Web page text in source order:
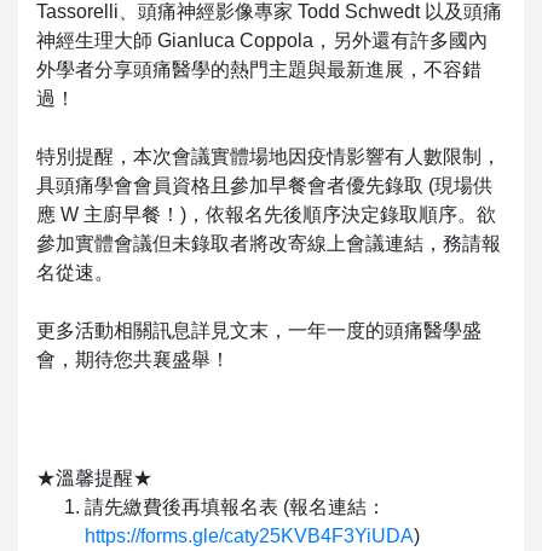
Tassorelli、頭痛神經影像專家 Todd Schwedt 以及頭痛
神經生理大師 Gianluca Coppola，另外還有許多國內
外學者分享頭痛醫學的熱門主題與最新進展，不容錯
過！
特別提醒，本次會議實體場地因疫情影響有人數限制，
具頭痛學會會員資格且參加早餐會者優先錄取 (現場供
應 W 主廚早餐！)，依報名先後順序決定錄取順序。欲
參加實體會議但未錄取者將改寄線上會議連結，務請報
名從速。
更多活動相關訊息詳見文末，一年一度的頭痛醫學盛
會，期待您共襄盛舉！
★溫馨提醒★
請先繳費後再填報名表 (報名連結：
https://forms.gle/caty25KVB4F3YiUDA)